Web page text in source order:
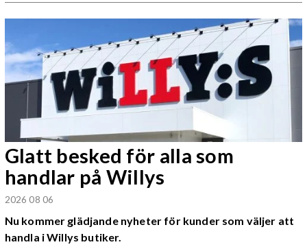
Glatt besked för alla som
handlar på Willys
2026 08 06
Nu kommer glädjande nyheter för kunder som väljer att
handla i Willys butiker.